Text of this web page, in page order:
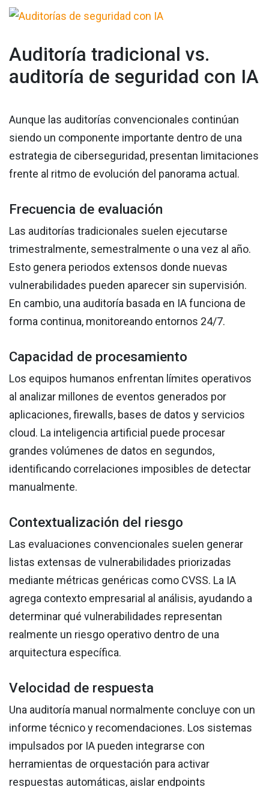
Auditoría tradicional vs.
auditoría de seguridad con IA
Aunque las auditorías convencionales continúan
siendo un componente importante dentro de una
estrategia de ciberseguridad, presentan limitaciones
frente al ritmo de evolución del panorama actual.
Frecuencia de evaluación
Las auditorías tradicionales suelen ejecutarse
trimestralmente, semestralmente o una vez al año.
Esto genera periodos extensos donde nuevas
vulnerabilidades pueden aparecer sin supervisión.
En cambio, una auditoría basada en IA funciona de
forma continua, monitoreando entornos 24/7.
Capacidad de procesamiento
Los equipos humanos enfrentan límites operativos
al analizar millones de eventos generados por
aplicaciones, firewalls, bases de datos y servicios
cloud. La inteligencia artificial puede procesar
grandes volúmenes de datos en segundos,
identificando correlaciones imposibles de detectar
manualmente.
Contextualización del riesgo
Las evaluaciones convencionales suelen generar
listas extensas de vulnerabilidades priorizadas
mediante métricas genéricas como CVSS. La IA
agrega contexto empresarial al análisis, ayudando a
determinar qué vulnerabilidades representan
realmente un riesgo operativo dentro de una
arquitectura específica.
Velocidad de respuesta
Una auditoría manual normalmente concluye con un
informe técnico y recomendaciones. Los sistemas
impulsados por IA pueden integrarse con
herramientas de orquestación para activar
respuestas automáticas, aislar endpoints